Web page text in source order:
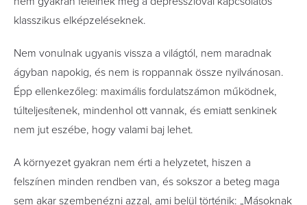
klasszikus elképzeléseknek.
Nem vonulnak ugyanis vissza a világtól, nem maradnak
ágyban napokig, és nem is roppannak össze nyilvánosan.
Épp ellenkezőleg: maximális fordulatszámon működnek,
túlteljesítenek, mindenhol ott vannak, és emiatt senkinek
nem jut eszébe, hogy valami baj lehet.
A környezet gyakran nem érti a helyzetet, hiszen a
felszínen minden rendben van, és sokszor a beteg maga
sem akar szembenézni azzal, ami belül történik: „Másoknak